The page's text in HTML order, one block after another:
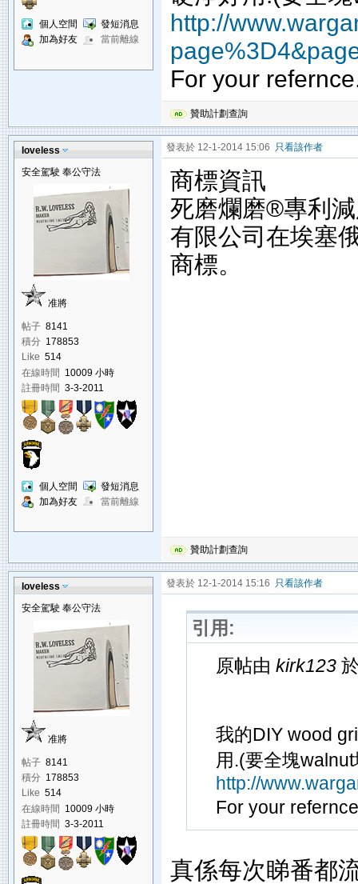
個人空間
發短消息
加為好友
當前離線
http://
For your
贊助計劃查詢
loveless
安全駕駛 奉公守法
准將
帖子 8141
積分 178853
Like 514
在線時間 10009 小時
註冊時間 3-3-2011
個人空間
發短消息
加為好友
當前離線
發表於 12-1-2014 15:06 只看該作者
商標資訊
死磨爛磨®專利
有限公司在埃塞
商標。
贊助計劃查詢
loveless
安全駕駛 奉公守法
准將
帖子 8141
積分 178853
Like 514
在線時間 10009 小時
註冊時間 3-3-2011
發表於 12-1-2014 15:16 只看該作者
引用:
原帖由 kirk123
我的DIY wood
用.(要全塊
http://
For your
真係每次睇番都